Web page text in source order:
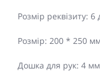
Розмір реквізиту:
Розмір: 200 * 250 мм
Дошка для рук: 4 мм